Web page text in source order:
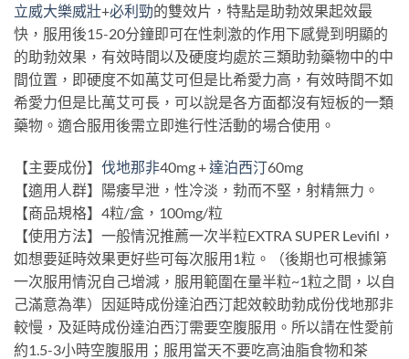
立威大樂威壯+必利勁的雙效片，特點是助勃效果起效最
快，服用後15-20分鐘即可在性刺激的作用下感覺到明顯的
的助勃效果，有效時間以及硬度均處於三類助勃藥物中的中
間位置，即硬度不如萬艾可但是比希愛力高，有效時間不如
希愛力但是比萬艾可長，可以說是各方面都沒有短板的一類
藥物。適合服用後需立即進行性活動的場合使用。
【主要成份】 伐地那非40mg +達泊西汀60mg
【適用人群】陽痿早泄，性冷淡，勃而不堅，射精無力。
【商品規格】4粒/盒，100mg/粒
【使用方法】一般情況推薦一次半粒EXTRA SUPER Levifil，
如想要延時效果更好些可每次服用1粒。（後期也可根據第
一次服用情況自己增減，服用範圍在量半粒~1粒之間，以自
己滿意為準）因延時成份達泊西汀起效較助勃成份伐地那非
較慢，及延時成份達泊西汀需要空腹服用。所以請在性愛前
約1.5-3小時空腹服用；服用當天不要吃高油脂食物和茶